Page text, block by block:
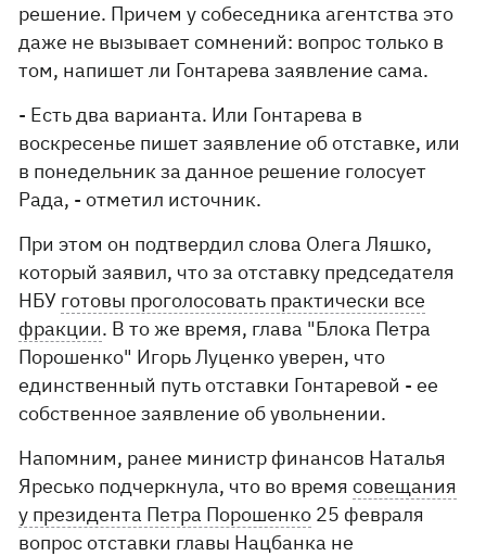
решение. Причем у собеседника агентства это
даже не вызывает сомнений: вопрос только в
том, напишет ли Гонтарева заявление сама.
- Есть два варианта. Или Гонтарева в
воскресенье пишет заявление об отставке, или
в понедельник за данное решение голосует
Рада, - отметил источник.
При этом он подтвердил слова Олега Ляшко,
который заявил, что за отставку председателя
НБУ готовы проголосовать практически все
фракции. В то же время, глава "Блока Петра
Порошенко" Игорь Луценко уверен, что
единственный путь отставки Гонтаревой - ее
собственное заявление об увольнении.
Напомним, ранее министр финансов Наталья
Яресько подчеркнула, что во времясовещания
у президента Петра Порошенко 25 февраля
вопрос отставки главы Нацбанка не